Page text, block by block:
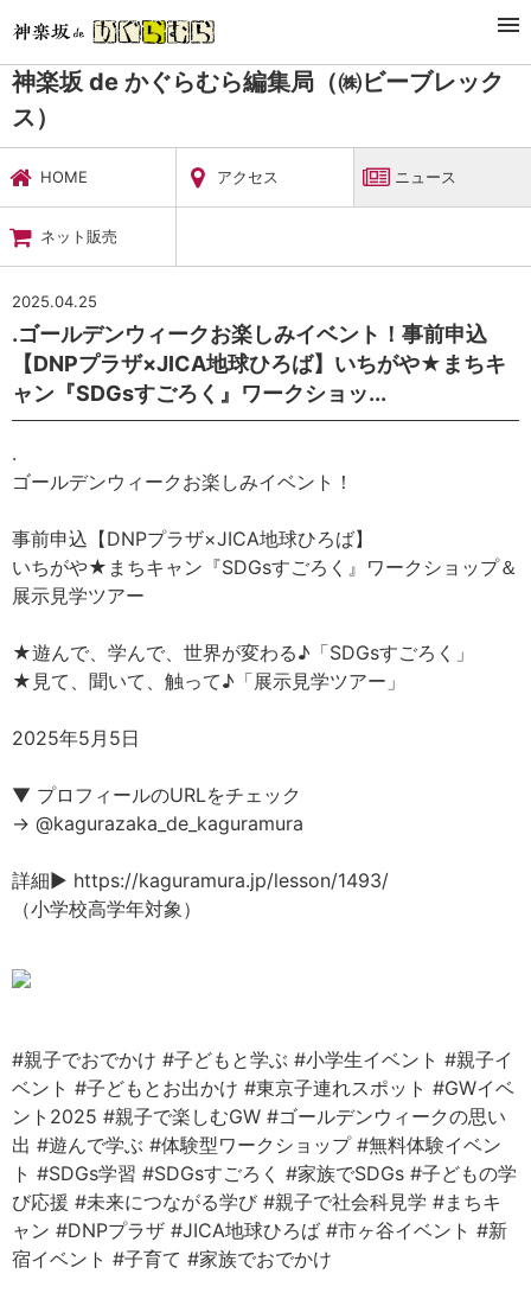
暮らし・娯楽
神楽坂 de かぐらむら編集局（㈱ビーブレックス）
ニュース
神楽坂 de かぐらむら編集局（㈱ビーブレック
ス）
HOME アクセス ニュース
ネット販売
2025.04.25
.ゴールデンウィークお楽しみイベント！事前申込
【DNPプラザ×JICA地球ひろば】いちがや★まちキ
ャン『SDGsすごろく』ワークショッ...
.
ゴールデンウィークお楽しみイベント！
事前申込【DNPプラザ×JICA地球ひろば】
いちがや★まちキャン『SDGsすごろく』ワークショップ＆
展示見学ツアー
★遊んで、学んで、世界が変わる♪「SDGsすごろく」
★見て、聞いて、触って♪「展示見学ツアー」
2025年5月5日
▼ プロフィールのURLをチェック
→ @kagurazaka_de_kaguramura
詳細▶ https://kaguramura.jp/lesson/1493/
（小学校高学年対象）
#親子でおでかけ #子どもと学ぶ #小学生イベント #親子イ
ベント #子どもとお出かけ #東京子連れスポット #GWイベ
ント2025 #親子で楽しむGW #ゴールデンウィークの思い
出 #遊んで学ぶ #体験型ワークショップ #無料体験イベン
ト #SDGs学習 #SDGsすごろく #家族でSDGs #子どもの学
び応援 #未来につながる学び #親子で社会科見学 #まちキ
ャン #DNPプラザ #JICA地球ひろば #市ヶ谷イベント #新
宿イベント #子育て #家族でおでかけ